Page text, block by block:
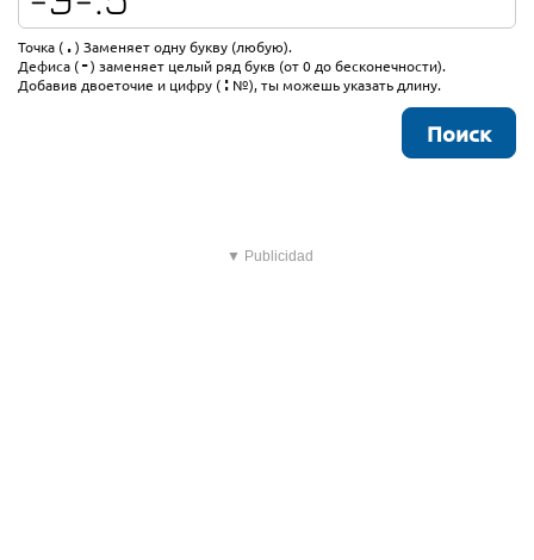
Точка (.) Заменяет одну букву (любую).
Дефиса (-) заменяет целый ряд букв (от 0 до бесконечности).
Добавив двоеточие и цифру (: №), ты можешь указать длину.
▼ Publicidad